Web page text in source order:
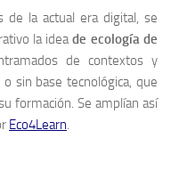
de la actual era digital, se
la ideade ecología de
de contextos y
sin base tecnológica, que
formación. Se amplían así
Eco4Learn.